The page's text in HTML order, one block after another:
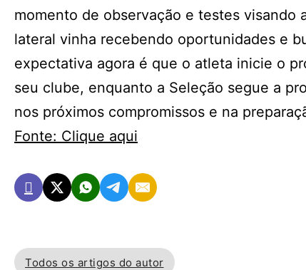
momento de observação e testes visando
lateral vinha recebendo oportunidades e
expectativa agora é que o atleta inicie o
seu clube, enquanto a Seleção segue a
nos próximos compromissos e na
Fonte: Clique aqui
Todos os artigos do autor